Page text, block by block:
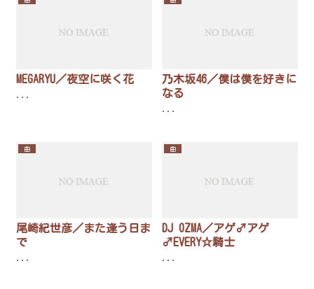
MEGARYU／夜空に咲く花
乃木坂46／僕は僕を好きに
なる
曲
尾崎紀世彦／また逢う日ま
で
...
曲
DJ OZMA／アゲ♂アゲ
♂EVERY☆騎士
...